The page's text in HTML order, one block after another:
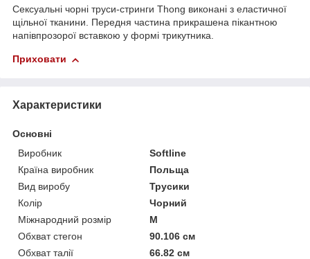
Сексуальні чорні труси-стринги Thong виконані з еластичної
щільної тканини. Передня частина прикрашена пікантною
напівпрозорої вставкою у формі трикутника.
Приховати
Характеристики
Основні
Виробник
Softline
Країна виробник
Польща
Вид виробу
Трусики
Колір
Чорний
Міжнародний розмір
M
Обхват стегон
90.106 см
Обхват талії
66.82 см